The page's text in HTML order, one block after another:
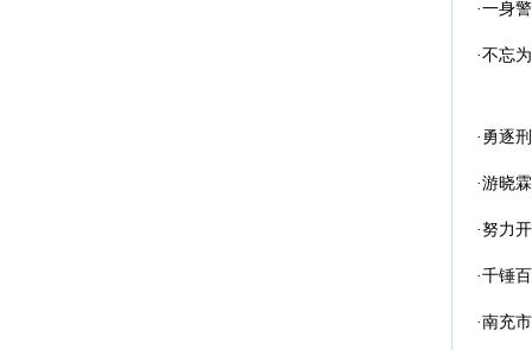
·一身
·不忘
·勇逐
·游晓
·努力
·千锤
·南充